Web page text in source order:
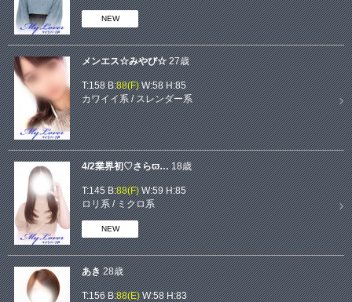
NEW
メンエス☆みやび☆ 27歳
T:158 B:88(F)W:58 H:85
カワイイ系/スレンダー系
4/2業界初♡さらϖ… 18歳
T:145 B:88(F)W:59 H:85
ロリ系/ミクロ系
NEW
あき 28歳
T:156 B:88(E)W:58 H:83